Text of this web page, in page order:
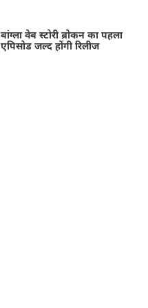
बांग्ला वेब स्टोरी ब्रोकन का पहला
एपिसोड जल्द होंगी रिलीज